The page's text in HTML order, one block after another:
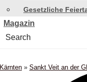
Gesetzliche
Magazin
Search
Kärnten » Sankt Veit an der